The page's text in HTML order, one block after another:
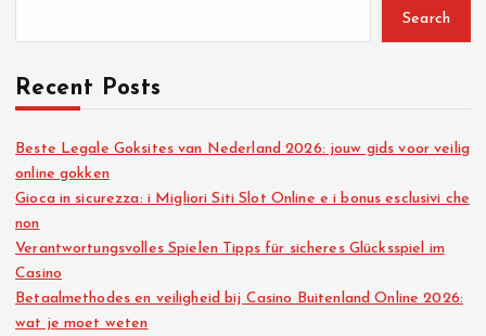
Search
Recent Posts
Beste Legale Goksites van Nederland 2026: jouw gids voor veilig
online gokken
Gioca in sicurezza: i Migliori Siti Slot Online e i bonus esclusivi che
non
Verantwortungsvolles Spielen Tipps für sicheres Glücksspiel im
Casino
Betaalmethodes en veiligheid bij Casino Buitenland Online 2026:
wat je moet weten